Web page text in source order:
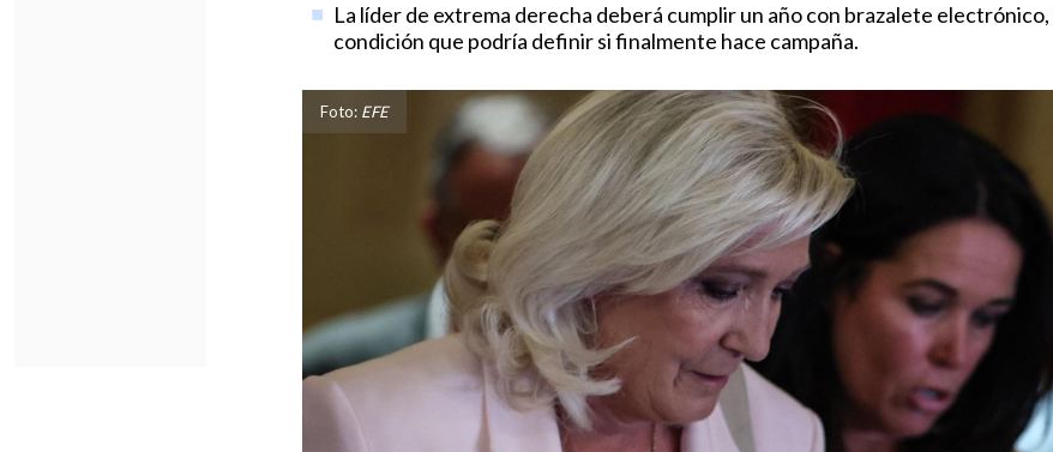
La líder de extrema derecha deberá cumplir un año con brazalete electrónico,
condición que podría definir si finalmente hace campaña.
Foto: EFE